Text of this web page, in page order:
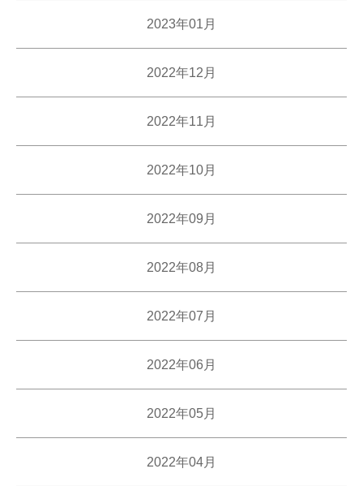
2023年01月
2022年12月
2022年11月
2022年10月
2022年09月
2022年08月
2022年07月
2022年06月
2022年05月
2022年04月